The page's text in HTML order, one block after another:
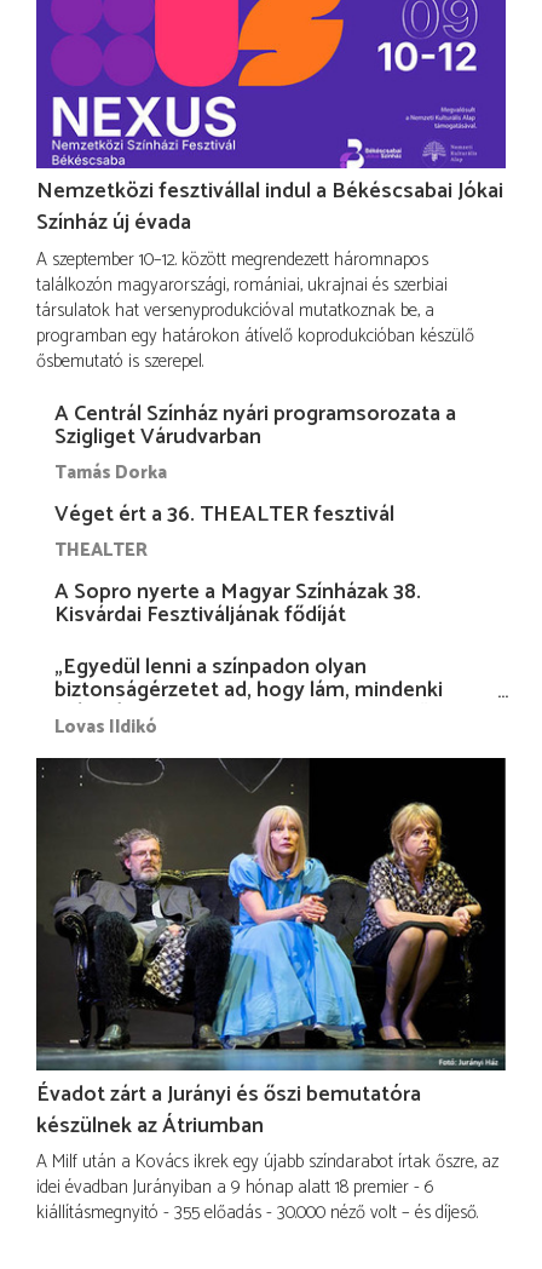
Nemzetközi fesztivállal indul a Békéscsabai Jókai
Színház új évada
A szeptember 10–12. között megrendezett háromnapos
találkozón magyarországi, romániai, ukrajnai és szerbiai
társulatok hat versenyprodukcióval mutatkoznak be, a
programban egy határokon átívelő koprodukcióban készülő
ősbemutató is szerepel.
A Centrál Színház nyári programsorozata a
Szigliget Várudvarban
Tamás Dorka
Véget ért a 36. THEALTER fesztivál
THEALTER
A Sopro nyerte a Magyar Színházak 38.
Kisvárdai Fesztiváljának fődíját
„Egyedül lenni a színpadon olyan
biztonságérzetet ad, hogy lám, mindenki
más nélkül is megvagyok magammal…”
Lovas Ildikó
Évadot zárt a Jurányi és őszi bemutatóra
készülnek az Átriumban
A Milf után a Kovács ikrek egy újabb színdarabot írtak őszre, az
idei évadban Jurányiban a 9 hónap alatt 18 premier - 6
kiállításmegnyitó - 355 előadás - 30.000 néző volt – és díjeső.